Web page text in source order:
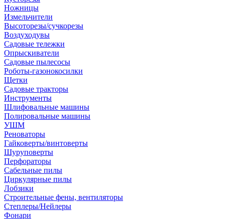
Ножницы
Измельчители
Высоторезы/сучкорезы
Воздуходувы
Садовые тележки
Опрыскиватели
Садовые пылесосы
Роботы-газонокосилки
Щетки
Садовые тракторы
Инструменты
Шлифовальные машины
Полировальные машины
УШМ
Реноваторы
Гайковерты/винтоверты
Шуруповерты
Перфораторы
Сабельные пилы
Циркулярные пилы
Лобзики
Строительные фены, вентиляторы
Степлеры/Нейлеры
Фонари